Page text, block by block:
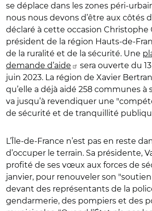
se déplace dans les zones péri-
nous nous devons d’être aux côtés
déclaré à cette occasion Christophe
président de la région Hauts-de-
de la ruralité et de la sécurité. Une
demande d’aide
sera ouverte du
juin 2023. La région de Xavier
qu’elle a déjà aidé 258 communes à
va jusqu’à revendiquer une
de sécurité et de tranquillité
L’Île-de-France n’est pas en reste
d’occuper le terrain. Sa présidente,
profité de ses vœux aux forces de
janvier, pour renouveler son
devant des représentants de la
gendarmerie, des pompiers et des